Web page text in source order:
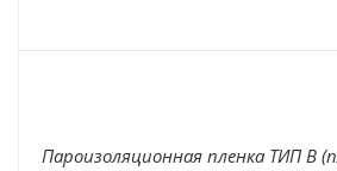
Пароизоляционная пленка ТИП B